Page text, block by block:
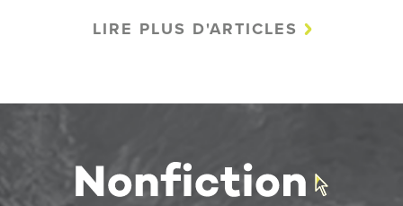
LIRE PLUS D'ARTICLES